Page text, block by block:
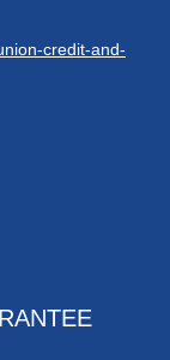
credit-and-